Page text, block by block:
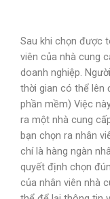
Sau khi chọn được
viên của nhà cung
doanh nghiệp.
thời gian có thể lên
phần mềm) Việc
ra một nhà cung
bạn chọn ra nhân
chí là hàng ngàn
quyết định chọn
của nhân viên nhà